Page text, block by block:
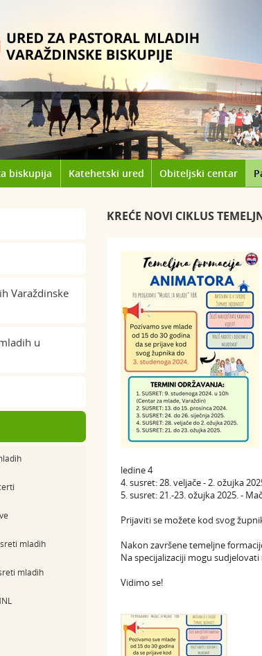
biskupija Katehetski ured Obiteljski centar
Varaždinske
u
mladih
mladih
KREĆE NOVI CIKLUS
ledine 4
4. susret: 28. veljače - 2. ožujka
5. susret: 21.-23. ožujka 2025. -
Prijaviti se možete kod svog
Nakon završene temeljne
Na specijalizaciji mogu
Vidimo se!